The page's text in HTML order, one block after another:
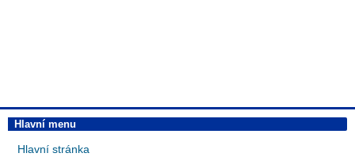
Hlavní menu
Hlavní stránka